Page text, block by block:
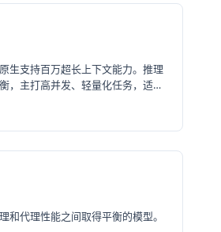
生支持百万超长上下文能力。推理
，主打高并发、轻量化任务，适合
等普惠刚需场景。
和代理性能之间取得平衡的模型。